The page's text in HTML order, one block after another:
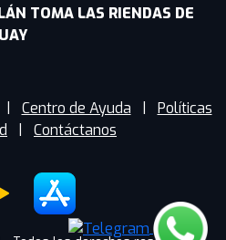
TOMA LAS RIENDAS DE
Centro de Ayuda
Políticas
Contáctanos